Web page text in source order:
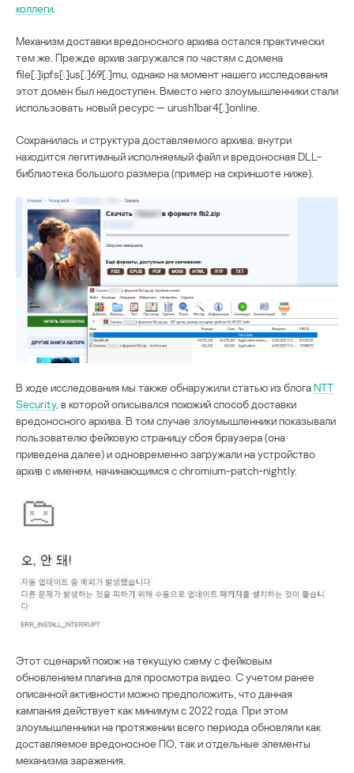
коллеги
Механизм доставки вредоносного архива остался практически
тем же. Прежде архив загружался по частям с домена
file[.]ipfs[.]us[.]69[.]mu, однако на момент нашего исследования
этот домен был недоступен. Вместо него злоумышленники стали
использовать новый ресурс — urush1bar4[.]online.
Сохранилась и структура доставляемого архива: внутри
находится легитимный исполняемый файл и вредоносная DLL-
библиотека большого размера (пример на скриншоте ниже).
В ходе исследования мы также обнаружили статью из блогаNTT
Security, в которой описывался похожий способ доставки
вредоносного архива. В том случае злоумышленники показывали
пользователю фейковую страницу сбоя браузера (она
приведена далее) и одновременно загружали на устройство
архив с именем, начинающимся с chromium-patch-nightly.
Этот сценарий похож на текущую схему с фейковым
обновлением плагина для просмотра видео. С учетом ранее
описанной активности можно предположить, что данная
кампания действует как минимум с 2022 года. При этом
злоумышленники на протяжении всего периода обновляли как
доставляемое вредоносное ПО, так и отдельные элементы
механизма заражения.